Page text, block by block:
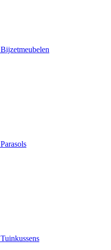
Bijzetmeubelen
Parasols
Tuinkussens